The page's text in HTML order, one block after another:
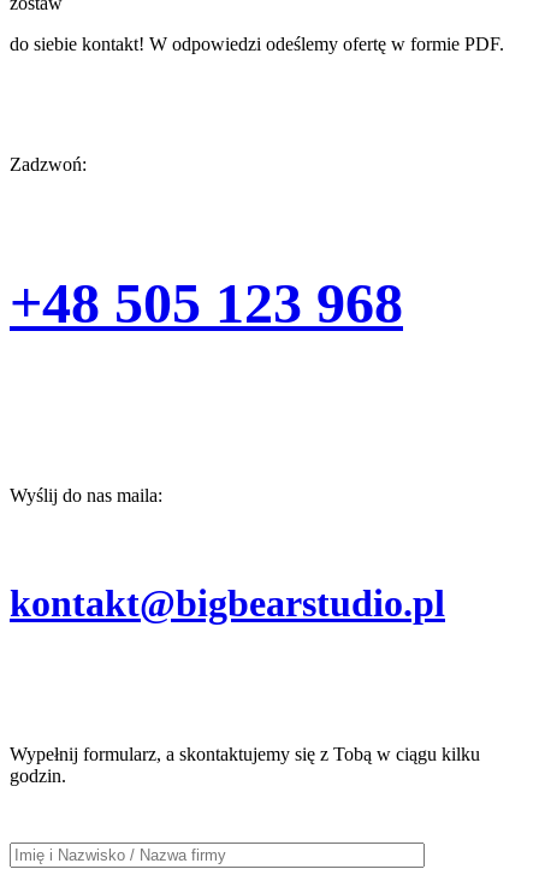
do siebie kontakt! W odpowiedzi odeślemy ofertę w formie PDF.
Zadzwoń:
+48 505 123 968
Wyślij do nas maila:
kontakt@bigbearstudio.pl
Wypełnij formularz, a skontaktujemy się z Tobą w ciągu kilku
godzin.